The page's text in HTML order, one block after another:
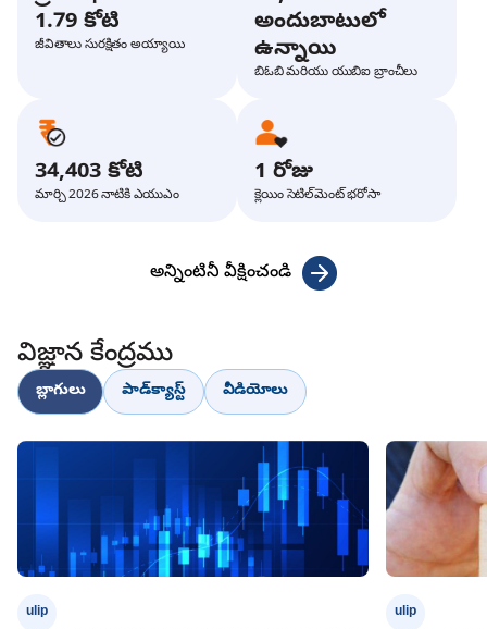
1.79 కోటి
జీవితాలు సురక్షితం అయ్యాయి
అందుబాటులో
ఉన్నాయి
బిఓబి మరియు యుబిఐ బ్రాంచీలు
34,403 కోటి
మార్చి 2026 నాటికి ఎయుఎం
1 రోజు
క్లెయిం సెటిల్‌మెంట్ భరోసా
అన్నింటినీ వీక్షించండి
విజ్ఞాన కేంద్రము
బ్లాగులు పాడ్‌క్యాస్ట్ వీడియోలు
ulip ulip